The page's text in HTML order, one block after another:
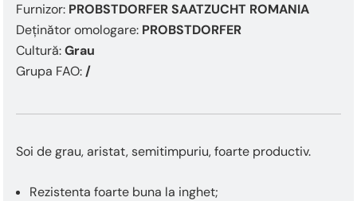
Furnizor: PROBSTDORFER SAATZUCHT ROMANIA
Deținător omologare: PROBSTDORFER
Cultură:Grau
Grupa FAO: /
Soi de grau, aristat, semitimpuriu, foarte productiv.
Rezistenta foarte buna la inghet;